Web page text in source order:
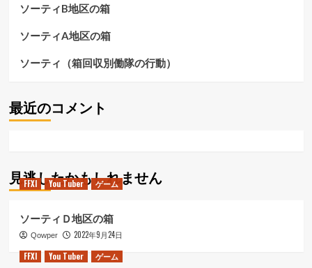
読
む
ソーティB地区の箱
ソーティA地区の箱
ソーティ（箱回収別働隊の行動）
最近のコメント
見逃したかもしれません
FFXI You Tuber ゲーム
ソーティＤ地区の箱
Qowper
2022年9月24日
FFXI
You Tuber ゲーム